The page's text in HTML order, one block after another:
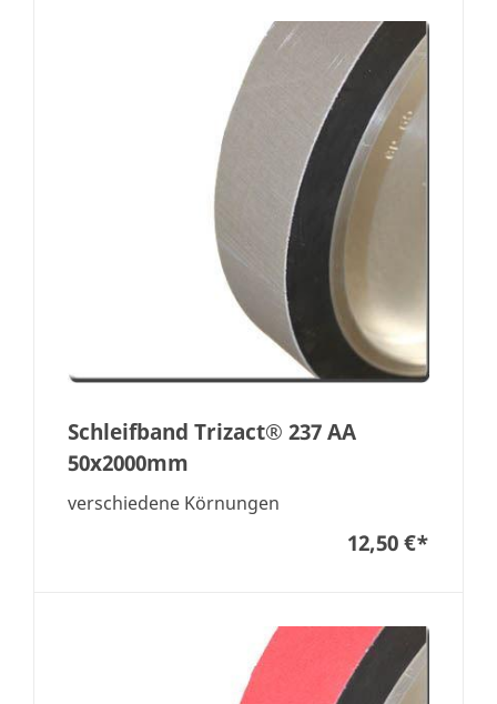
Schleifband Trizact® 237 AA
50x2000mm
verschiedene Körnungen
12,50 €*